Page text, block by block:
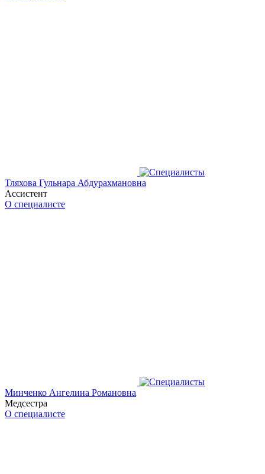
Тляхова Гульнара Абдурахмановна
Ассистент
О специалисте
Минченко Ангелина Романовна
Медсестра
О специалисте